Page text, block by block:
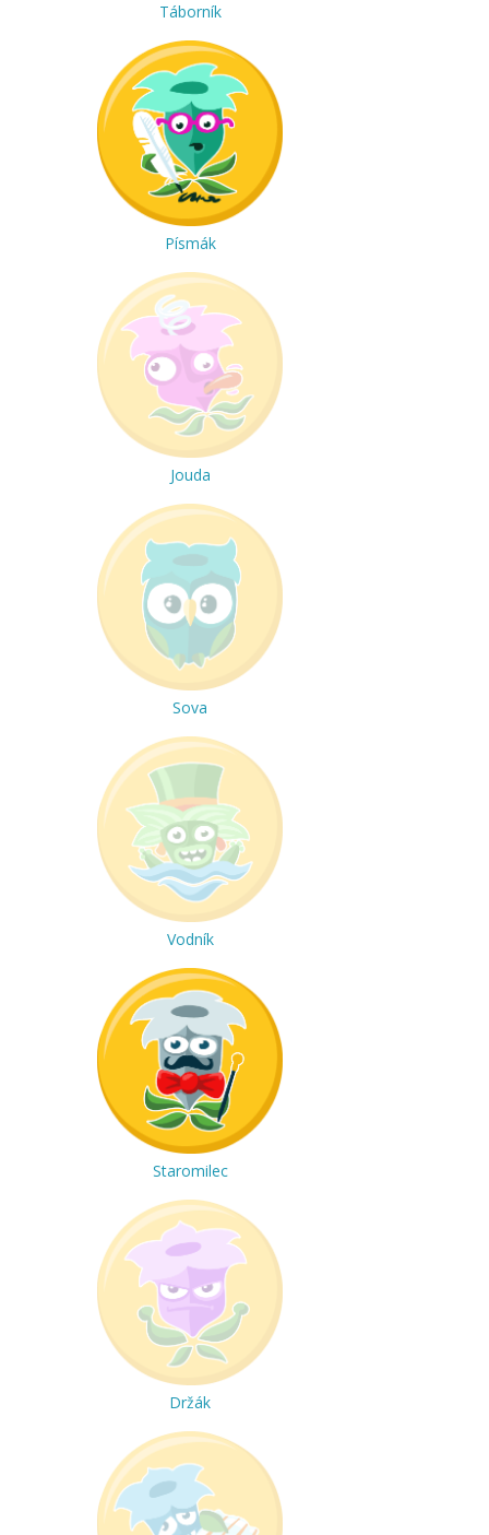
Táborník
Písmák
Jouda
Sova
Vodník
Staromilec
Držák